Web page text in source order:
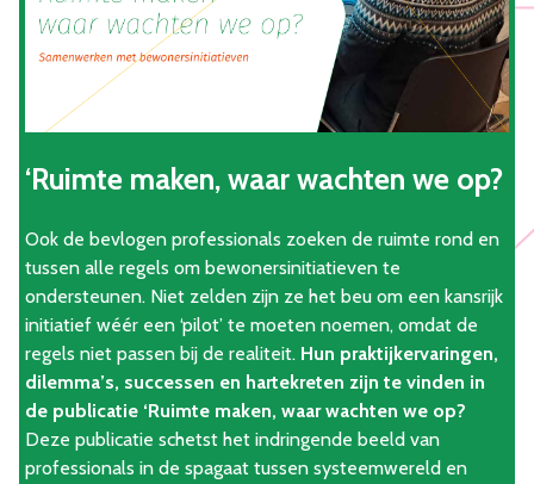
‘Ruimte maken, waar wachten we op?
Ook de bevlogen professionals zoeken de ruimte rond en
tussen alle regels om bewonersinitiatieven te
ondersteunen. Niet zelden zijn ze het beu om een kansrijk
initiatief wéér een ‘pilot’ te moeten noemen, omdat de
regels niet passen bij de realiteit. Hun praktijkervaringen,
dilemma’s, successen en hartekreten zijn te vinden in
de publicatie ‘Ruimte maken, waar wachten we op?
Deze publicatie schetst het indringende beeld van
professionals in de spagaat tussen systeemwereld en